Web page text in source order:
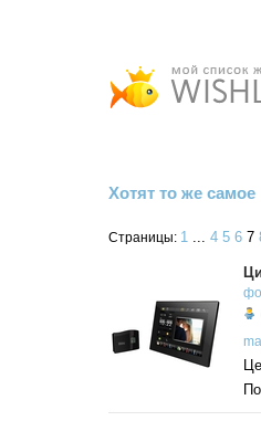
Хотят то же самое
Страницы: 1 ... 4 5 6 7